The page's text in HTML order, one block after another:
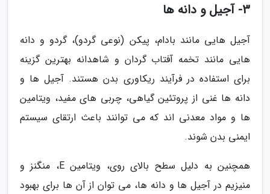
3- آجیل و دانه ها
آجیل هایی مانند بادام، پیکن (نوعی گردو)، گردو و دانه
هایی مانند تخمه آفتاب گردان و شاهدانه بهترین گزینه
برای استفاده در فرآیند ریکاوری بدن هستند. آجیل ها و
دانه ها غنی از پروتئین گیاهی، چربی های مفید، ویتامین
ها و مواد معدنی اند که می توانند باعث ارتقای سیستم
ایمنی بدن شوند.
همچنین به دلیل سطح بالای روی، ویتامین E، منگنز و
منیزیم در آجیل ها و دانه ها، می توان از آن ها برای بهبود